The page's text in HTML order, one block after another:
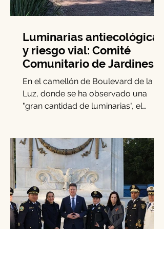
Luminarias antiecológicas
y riesgo vial: Comité
Comunitario de Jardines
del Pedregal emite alerta
En el camellón de Boulevard de la
Luz, donde se ha observado una
Comité de Participación Comunitaria...